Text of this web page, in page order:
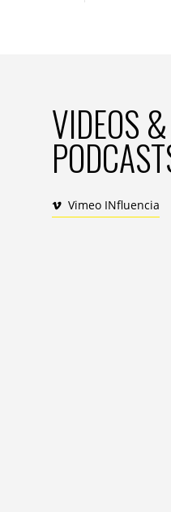
écrite
Rendez-
rédaction
VIDEOS &
Vimeo INfluencia